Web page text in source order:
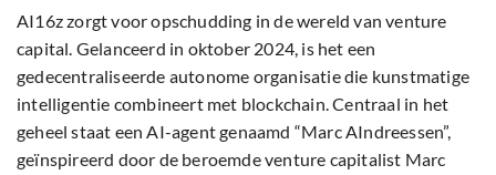
AI16z zorgt voor opschudding in de wereld van venture
capital. Gelanceerd in oktober 2024, is het een
gedecentraliseerde autonome organisatie die kunstmatige
intelligentie combineert met blockchain. Centraal in het
geheel staat een AI-agent genaamd “Marc AIndreessen”,
geïnspireerd door de beroemde venture capitalist Marc